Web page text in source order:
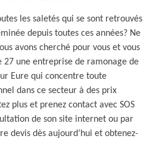
les saletés qui se sont retrouvés
depuis toutes ces années? Ne
avons cherché pour vous et vous
27 une entreprise de ramonage de
Eure qui concentre toute
dans ce secteur à des prix
plus et prenez contact avec SOS
de son site internet ou par
devis dès aujourd’hui et obtenez-